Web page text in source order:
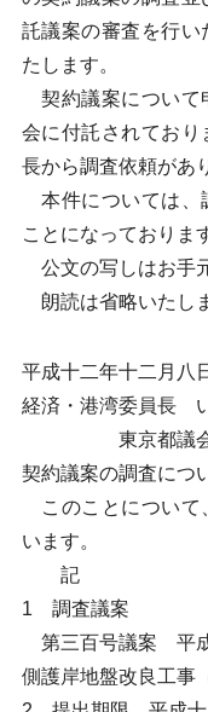
託議案の審査を行
たします。
契約議案について
会に付託されてお
長から調査依頼があ
本件については、
ことになっておりま
公文の写しはお手
朗読は省略いたし
平成十二年十二月八
経済・港湾委員長
東京都議会
契約議案の調査につ
このことについて
います。
記
1 調査議案
第三百号議案 平成
側護岸地盤改良工事